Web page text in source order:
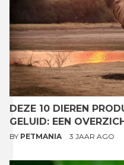
DEZE 10 DIEREN
GELUID: EEN
BY PETMANIA 3 JAAR AGO